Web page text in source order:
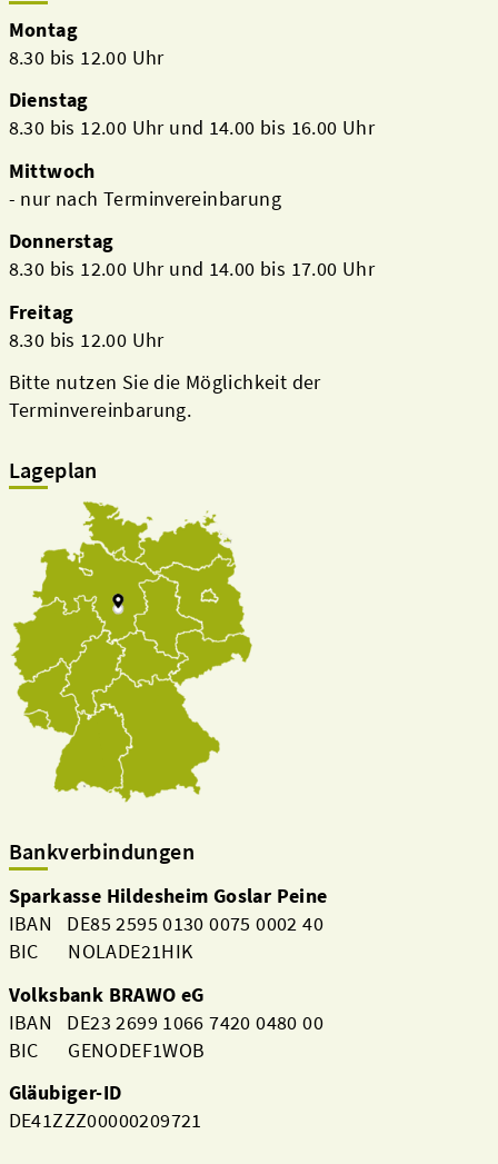
Montag
8.30 bis 12.00 Uhr
Dienstag
8.30 bis 12.00 Uhr und 14.00 bis 16.00 Uhr
Mittwoch
- nur nach Terminvereinbarung
Donnerstag
8.30 bis 12.00 Uhr und 14.00 bis 17.00 Uhr
Freitag
8.30 bis 12.00 Uhr
Bitte nutzen Sie die Möglichkeit der
Terminvereinbarung.
Lageplan
Bankverbindungen
Sparkasse Hildesheim Goslar Peine
IBAN DE85 2595 0130 0075 0002 40
BIC NOLADE21HIK
Volksbank BRAWO eG
IBAN DE23 2699 1066 7420 0480 00
BIC GENODEF1WOB
Gläubiger-ID
DE41ZZZ00000209721